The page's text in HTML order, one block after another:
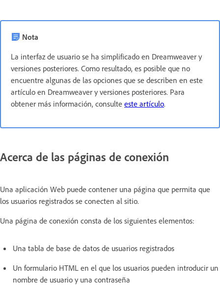
Nota
La interfaz de usuario se ha simplificado en Dreamweaver y
versiones posteriores. Como resultado, es posible que no
encuentre algunas de las opciones que se describen en este
artículo en Dreamweaver y versiones posteriores. Para
obtener más información, consulte este artículo.
Acerca de las páginas de conexión
Una aplicación Web puede contener una página que permita que
los usuarios registrados se conecten al sitio.
Una página de conexión consta de los siguientes elementos:
Una tabla de base de datos de usuarios registrados
Un formulario HTML en el que los usuarios pueden introducir un
nombre de usuario y una contraseña